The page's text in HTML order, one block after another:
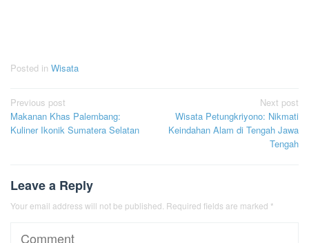
Posted in Wisata
Post
navigation
Previous post
Makanan Khas Palembang:
Kuliner Ikonik Sumatera Selatan
Next post
Wisata Petungkriyono: Nikmati
Keindahan Alam di Tengah Jawa
Tengah
Leave a Reply
Your email address will not be published. Required fields are marked *